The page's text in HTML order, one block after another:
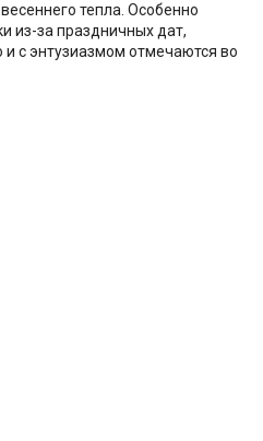
тепла. Особенно
из-за праздничных дат,
с энтузиазмом отмечаются во